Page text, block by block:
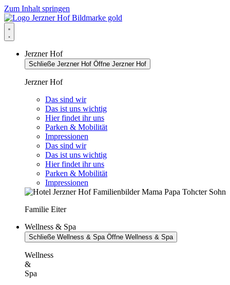
Zum Inhalt springen
Jerzner Hof
Schließe Jerzner Hof Öffne Jerzner Hof
Jerzner Hof
Das sind wir
Das ist uns wichtig
Hier findet ihr uns
Parken & Mobilität
Impressionen
Das sind wir
Das ist uns wichtig
Hier findet ihr uns
Parken & Mobilität
Impressionen
Familie Eiter
Wellness & Spa
Schließe Wellness & Spa Öffne Wellness & Spa
Wellness
&
Spa